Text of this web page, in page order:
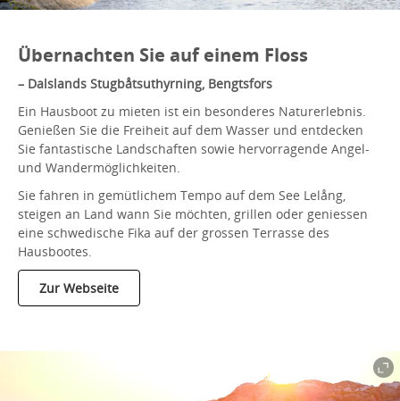
Übernachten Sie auf einem Floss
– Dalslands Stugbåtsuthyrning, Bengtsfors
Ein Hausboot zu mieten ist ein besonderes Naturerlebnis.
Genießen Sie die Freiheit auf dem Wasser und entdecken
Sie fantastische Landschaften sowie hervorragende Angel-
und Wandermöglichkeiten.
Sie fahren in gemütlichem Tempo auf dem See Lelång,
steigen an Land wann Sie möchten, grillen oder geniessen
eine schwedische Fika auf der grossen Terrasse des
Hausbootes.
Zur Webseite